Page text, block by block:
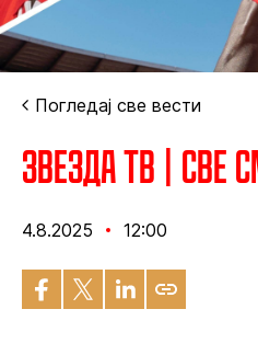
Погледај све вести
Звезда ТВ | Све
4.8.2025 12:00